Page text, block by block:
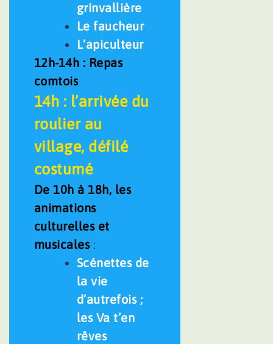
grinvallière
Le faucheur
L’apiculteur
12h-14h : Repas
comtois
14h : l’arrivée du
roulier au
village, défilé
costumé
De 10h à 18h, les
animations
culturelles et
musicales:
Scénettes de
la vie
d’autrefois ;
les Va t’en
rêves